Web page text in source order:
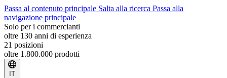
Passa al contenuto principale Salta alla ricerca Passa alla
navigazione principale
Solo per i commercianti
oltre 130 anni di esperienza
21 posizioni
oltre 1.800.000 prodotti
IT